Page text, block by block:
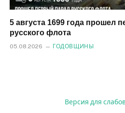
5 августа 1699 года прошел
русского флота
05.08.2026 ГОДОВЩИНЫ
Версия для